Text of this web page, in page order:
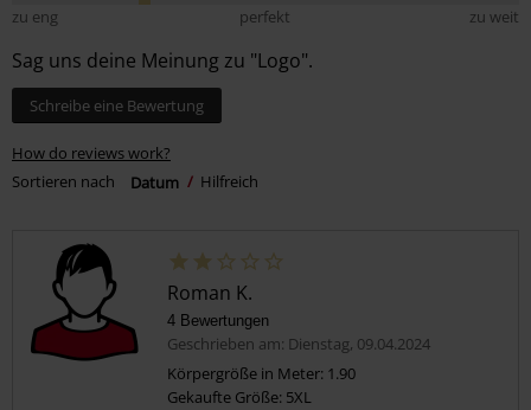
zu eng
perfekt zu weit
Sag uns deine Meinung zu "Logo".
Schreibe eine Bewertung
How do reviews work?
Sortieren nach
Datum Hilfreich
Roman K.
4 Bewertungen
Geschrieben am: Dienstag, 09.04.2024
Körpergröße in Meter: 1.90
Gekaufte Größe: 5XL